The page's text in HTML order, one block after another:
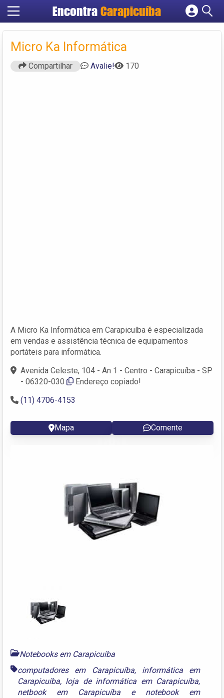
EncontraCarapicuíba
Cadastrar empresa
Criar conta
Micro Ka Informática
Compartilhar Avalie! 170
A Micro Ka Informática em Carapicuíba é especializada
em vendas e assistência técnica de equipamentos
portáteis para informática.
Avenida Celeste, 104 - An 1 - Centro - Carapicuíba - SP
- 06320-030
Endereço copiado!
(11) 4706-4153
Mapa Comente
Notebooks em Carapicuíba
computadores em Carapicuíba, informática em
Carapicuíba, loja de informática em Carapicuíba,
netbook em Carapicuíba e notebook em